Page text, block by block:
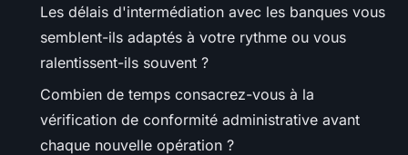
Les délais d'intermédiation avec les banques vous
semblent-ils adaptés à votre rythme ou vous
ralentissent-ils souvent ?
Combien de temps consacrez-vous à la
vérification de conformité administrative avant
chaque nouvelle opération ?